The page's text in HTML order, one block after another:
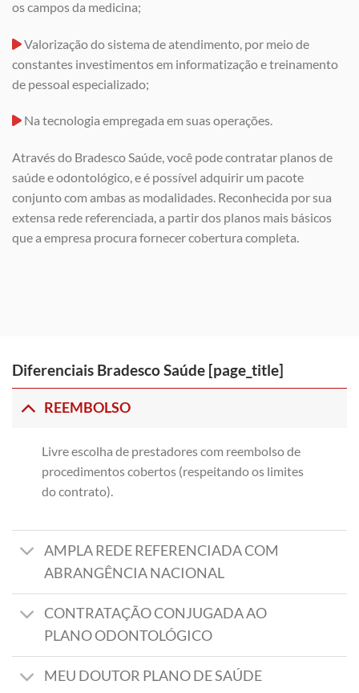
os campos da medicina;
Valorização do sistema de atendimento, por meio de
constantes investimentos em informatização e treinamento
de pessoal especializado;
Na tecnologia empregada em suas operações.
Através do Bradesco Saúde, você pode contratar planos de
saúde e odontológico, e é possível adquirir um pacote
conjunto com ambas as modalidades. Reconhecida por sua
extensa rede referenciada, a partir dos planos mais básicos
que a empresa procura fornecer cobertura completa.
Diferenciais Bradesco Saúde [page_title]
REEMBOLSO
Livre escolha de prestadores com reembolso de
procedimentos cobertos (respeitando os limites
do contrato).
AMPLA REDE REFERENCIADA COM
ABRANGÊNCIA NACIONAL
CONTRATAÇÃO CONJUGADA AO
PLANO ODONTOLÓGICO
MEU DOUTOR PLANO DE SAÚDE